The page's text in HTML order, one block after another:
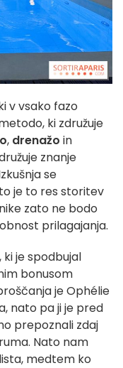
v vsako fazo
ki združuje
, drenažo in
znanje
se
je to res storitev
zato ne bodo
prilagajanja.
je spodbujal
bonusom
je Ophélie
nato pa ji je pred
prepoznali zdaj
Nato nam
medtem ko